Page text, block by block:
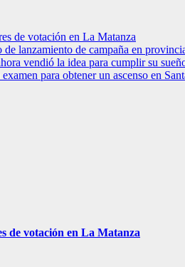
de votación en La Matanza
lanzamiento de campaña en
vendió la idea para cumplir su
para obtener un ascenso en
de votación en La Matanza